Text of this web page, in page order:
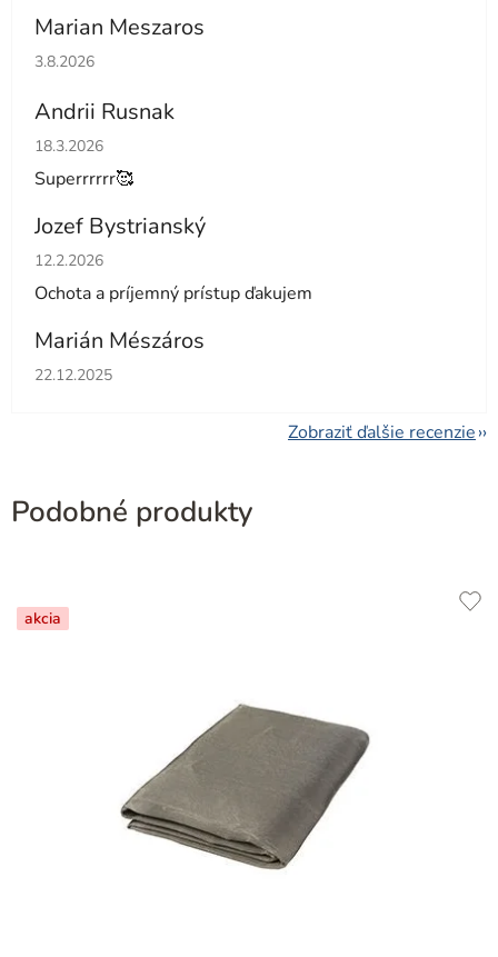
Marian Meszaros
Hodnotenie obchodu je 5 z 5 hviezdičiek.
3.8.2026
Andrii Rusnak
Hodnotenie obchodu je 5 z 5 hviezdičiek.
18.3.2026
Superrrrrr🥰
Jozef Bystrianský
Hodnotenie obchodu je 5 z 5 hviezdičiek.
12.2.2026
Ochota a príjemný prístup ďakujem
Marián Mészáros
Hodnotenie obchodu je 5 z 5 hviezdičiek.
22.12.2025
Zobraziť ďalšie recenzie
Podobné produkty
akcia